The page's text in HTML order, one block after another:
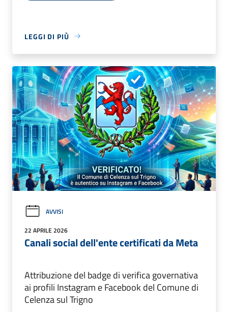
LEGGI DI PIÙ
AVVISI
22 APRILE 2026
Canali social dell'ente certificati da Meta
Attribuzione del badge di verifica governativa
ai profili Instagram e Facebook del Comune di
Celenza sul Trigno